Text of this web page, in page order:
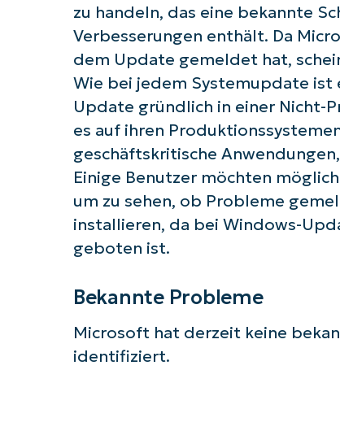
zu handeln, das eine bekannte
Verbesserungen enthält. Da
dem Update gemeldet hat,
Wie bei jedem Systemupdate ist
Update gründlich in einer Nicht-
es auf ihren
geschäftskritische
Einige Benutzer möchten
um zu sehen, ob Probleme
installieren, da bei Windows-
geboten ist.
Bekannte Probleme
Microsoft hat derzeit keine
identifiziert.